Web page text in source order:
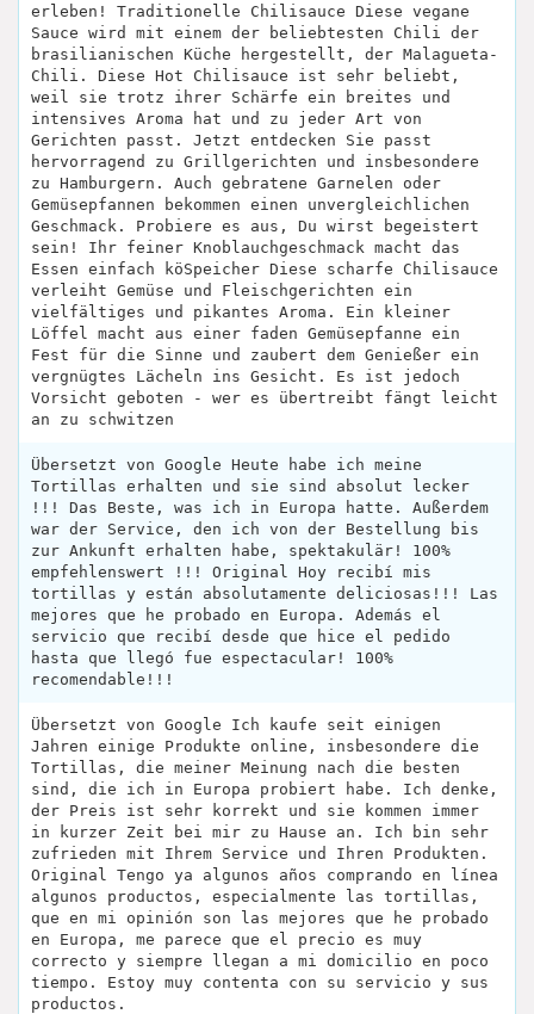
erleben! Traditionelle Chilisauce Diese vegane
Sauce wird mit einem der beliebtesten Chili der
brasilianischen Küche hergestellt, der Malagueta-
Chili. Diese Hot Chilisauce ist sehr beliebt,
weil sie trotz ihrer Schärfe ein breites und
intensives Aroma hat und zu jeder Art von
Gerichten passt. Jetzt entdecken Sie passt
hervorragend zu Grillgerichten und insbesondere
zu Hamburgern. Auch gebratene Garnelen oder
Gemüsepfannen bekommen einen unvergleichlichen
Geschmack. Probiere es aus, Du wirst begeistert
sein! Ihr feiner Knoblauchgeschmack macht das
Essen einfach köSpeicher Diese scharfe Chilisauce
verleiht Gemüse und Fleischgerichten ein
vielfältiges und pikantes Aroma. Ein kleiner
Löffel macht aus einer faden Gemüsepfanne ein
Fest für die Sinne und zaubert dem Genießer ein
vergnügtes Lächeln ins Gesicht. Es ist jedoch
Vorsicht geboten - wer es übertreibt fängt leicht
an zu schwitzen
Übersetzt von Google Heute habe ich meine
Tortillas erhalten und sie sind absolut lecker
!!! Das Beste, was ich in Europa hatte. Außerdem
war der Service, den ich von der Bestellung bis
zur Ankunft erhalten habe, spektakulär! 100%
empfehlenswert !!! Original Hoy recibí mis
tortillas y están absolutamente deliciosas!!! Las
mejores que he probado en Europa. Además el
servicio que recibí desde que hice el pedido
hasta que llegó fue espectacular! 100%
recomendable!!!
Übersetzt von Google Ich kaufe seit einigen
Jahren einige Produkte online, insbesondere die
Tortillas, die meiner Meinung nach die besten
sind, die ich in Europa probiert habe. Ich denke,
der Preis ist sehr korrekt und sie kommen immer
in kurzer Zeit bei mir zu Hause an. Ich bin sehr
zufrieden mit Ihrem Service und Ihren Produkten.
Original Tengo ya algunos años comprando en línea
algunos productos, especialmente las tortillas,
que en mi opinión son las mejores que he probado
en Europa, me parece que el precio es muy
correcto y siempre llegan a mi domicilio en poco
tiempo. Estoy muy contenta con su servicio y sus
productos.